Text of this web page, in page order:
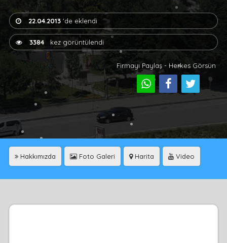
22.04.2013'de eklendi
3384kez görüntülendi
Firmayı Paylaş - Herkes Görsün
Hakkımızda Foto Galeri Harita Video